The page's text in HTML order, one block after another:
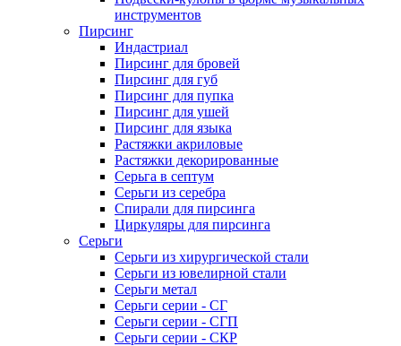
инструментов
Пирсинг
Индастриал
Пирсинг для бровей
Пирсинг для губ
Пирсинг для пупка
Пирсинг для ушей
Пирсинг для языка
Растяжки акриловые
Растяжки декорированные
Серьга в септум
Серьги из серебра
Спирали для пирсинга
Циркуляры для пирсинга
Серьги
Серьги из хирургической стали
Серьги из ювелирной стали
Серьги метал
Серьги серии - СГ
Серьги серии - СГП
Серьги серии - СКР